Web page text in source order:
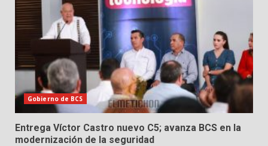
Gobierno de BCS
Entrega Víctor Castro nuevo C5; avanza BCS en la
modernización de la seguridad